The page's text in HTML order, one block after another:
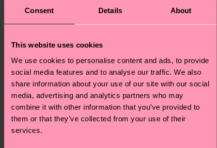
Consent Details About
This website uses cookies
We use cookies to personalise content and ads, to provide
social media features and to analyse our traffic. We also
share information about your use of our site with our social
media, advertising and analytics partners who may
combine it with other information that you’ve provided to
them or that they’ve collected from your use of their
services.
3-Pack Vegetable
+12
3-Pack Cloudy Short